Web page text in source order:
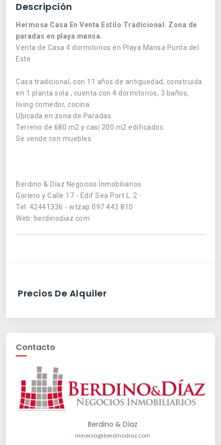
Descripción
Hermosa Casa En Venta Estilo Tradicional. Zona de
paradas en playa mansa.
Venta de Casa 4 dormitorios en Playa Mansa Punta del
Este
Casa tradicional, con 11 años de antiguedad, construida
en 1 planta sola , cuenta con 4 dormitorios, 3 baños,
living comedor, cocina.
Ubicada en zona de Paradas.
Terreno de 680 m2 y casi 200 m2 edificados.
Se vende con muebles.
Berdino & Díaz Negocios Inmobiliarios
Gorlero y Calle 17 - Edif Sea Port L. 2 -
Tel: 42441336 - wtzap 097 443 810
Web: berdinodiaz.com
Precios De Alquiler
Contacto
Berdino & Díaz
minerva@berdinodiaz.com